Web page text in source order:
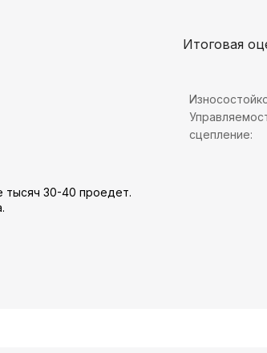
Итоговая
тысяч 30-40 проедет.
сцепление: